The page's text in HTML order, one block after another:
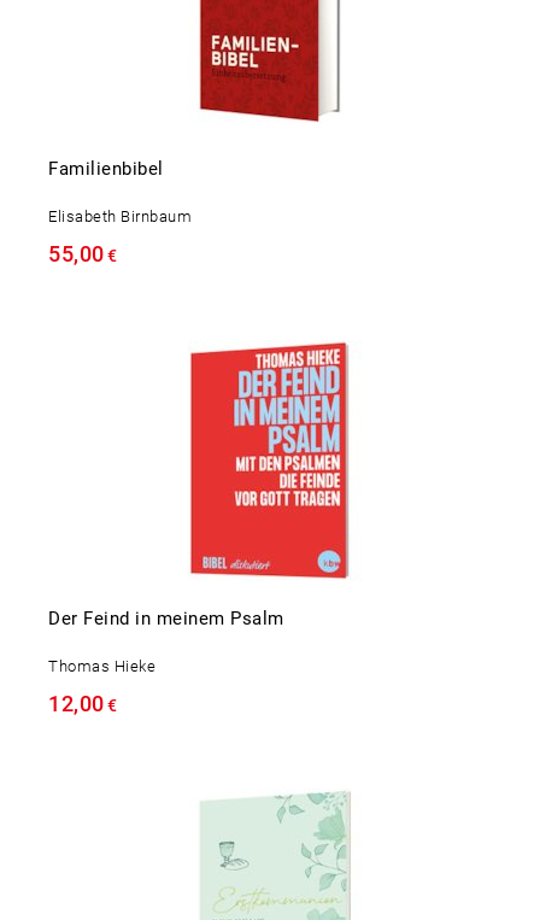
Familienbibel
Elisabeth Birnbaum
55,00€
Der Feind in meinem Psalm
Thomas Hieke
12,00€